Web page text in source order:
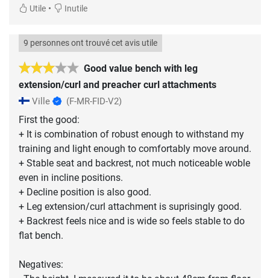
Utile • Inutile
Good value bench with leg
extension/curl and preacher curl attachments
9 personnes ont trouvé cet avis utile
Ville (F-MR-FID-V2)
First the good:
+ It is combination of robust enough to withstand my
training and light enough to comfortably move around.
+ Stable seat and backrest, not much noticeable woble
even in incline positions.
+ Decline position is also good.
+ Leg extension/curl attachment is suprisingly good.
+ Backrest feels nice and is wide so feels stable to do
flat bench.
Negatives: